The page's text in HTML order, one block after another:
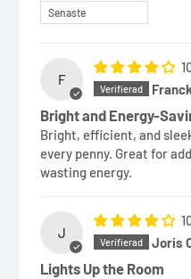
Sort by
F
Bright and Energy-
Bright, efficient, and
every penny. Great for
wasting energy.
J
Joris
Lights Up the Room